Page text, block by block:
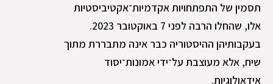
תסמין של התפתחויות אקדמיות־אקטיביסטיות
אלו, שהחלו הרבה לפני 7 באוקטובר 2023.
בעקבותיהן ההיסטוריה כבר אינה מתבררת מתוך
שיח, אלא מעוצבת על־ידי אמונות־יסוד
אידאולוגיות.